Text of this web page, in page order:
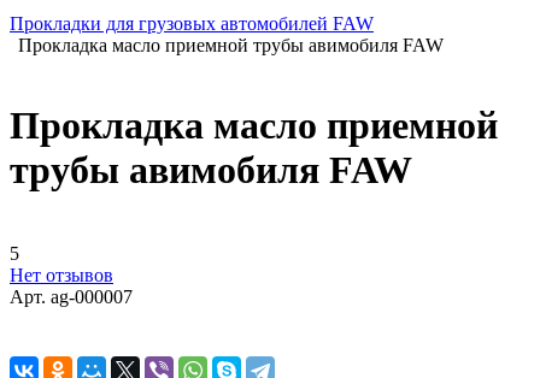
Прокладки для грузовых автомобилей FAW
Прокладка масло приемной трубы авимобиля FAW
Прокладка масло приемной
трубы авимобиля FAW
5
Нет отзывов
Арт. ag-000007